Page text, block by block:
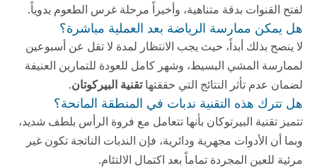
لفتح القنوات بدقة متناهية، وأخيراً مرحلة غرس الطعوم يدوياً.
هل يمكن ممارسة الرياضة بعد العملية مباشرة؟
لا ينصح بذلك أبداً، حيث يجب الانتظار لمدة لا تقل عن أسبوعين
لممارسة المشي البسيط، وشهر كامل للعودة للتمارين العنيفة
لضمان عدم تأثر النتائج التي حققتهاتقنية البيركوتان.
هل تترك هذه التقنية ندبات في المنطقة المانحة؟
تتميز تقنية البيرتوكان بأنها تتعامل مع فروة الرأس بلطف شديد،
وبما أن الأدوات مجهرية ودائرية، فإن الندبات الناتجة تكون غير
مرئية للعين المجردة تماماً بعد اكتمال الالتئام.